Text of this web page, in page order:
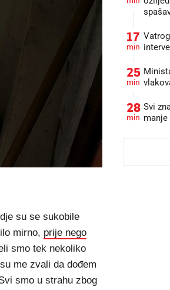
su se sukobile
mirno, prije nego
smo tek nekoliko
me zvali da dođem
smo u strahu zbog
17
min
25
min
28
min
Svi